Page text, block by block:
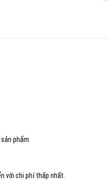
phẩm
với chi phí thấp nhất.